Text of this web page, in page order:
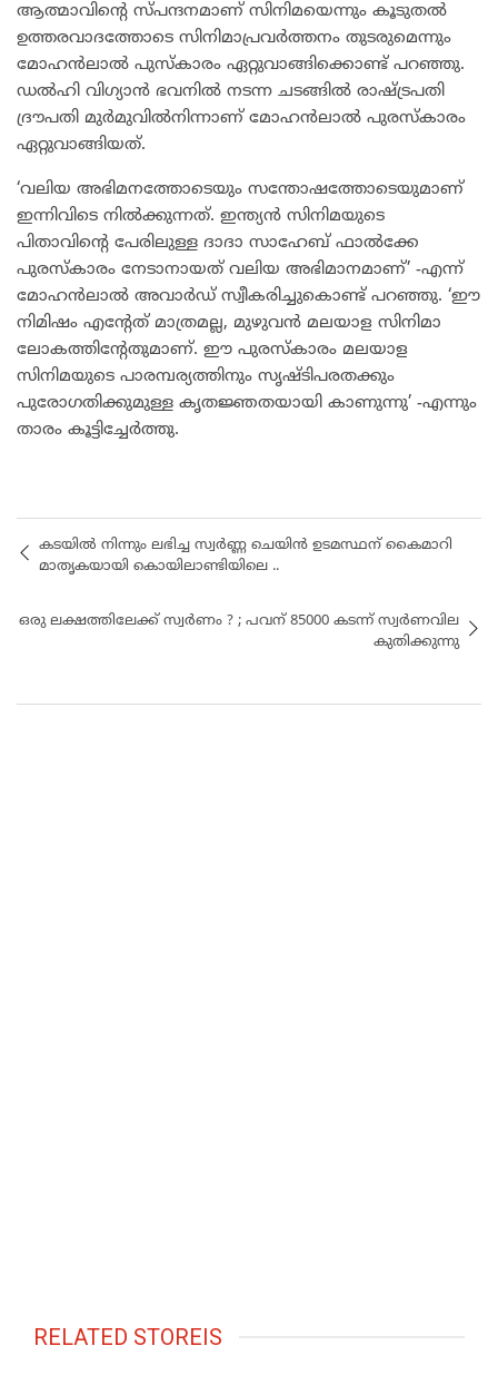
ആത്മാവിന്‍റെ സ്പന്ദനമാണ് സിനിമയെന്നും കൂടുതൽ
ഉത്തരവാദത്തോടെ സിനിമാപ്രവർത്തനം തുടരുമെന്നും
മോഹൻലാൽ പുസ്കാരം ഏറ്റുവാങ്ങിക്കൊണ്ട് പറഞ്ഞു.
ഡല്‍ഹി വിഗ്യാന്‍ ഭവനില്‍ നടന്ന ചടങ്ങില്‍ രാഷ്ട്രപതി
ദ്രൗപതി മുർമുവിൽനിന്നാണ് മോഹന്‍ലാല്‍ പുരസ്കാരം
ഏറ്റുവാങ്ങിയത്.
‘വലിയ അഭിമനത്തോടെയും സന്തോഷത്തോടെയുമാണ്
ഇന്നിവിടെ നിൽക്കുന്നത്. ഇന്ത്യൻ സിനിമയുടെ
പിതാവിന്‍റെ പേരിലുള്ള ദാദാ സാഹേബ് ഫാൽക്കേ
പുരസ്കാരം നേടാനായത് വലിയ അഭിമാനമാണ്’ -എന്ന്
മോഹൻലാൽ അവാർഡ് സ്വീകരിച്ചുകൊണ്ട് പറഞ്ഞു. ‘ഈ
നിമിഷം എന്‍റേത് മാത്രമല്ല, മുഴുവൻ മലയാള സിനിമാ
ലോകത്തിന്‍റേതുമാണ്. ഈ പുരസ്കാരം മലയാള
സിനിമയുടെ പാരമ്പര്യത്തിനും സൃഷ്ടിപരതക്കും
പുരോഗതിക്കുമുള്ള കൃതജ്ഞതയായി കാണുന്നു’ -എന്നും
താരം കൂട്ടിച്ചേർത്തു.
കടയിൽ നിന്നും ലഭിച്ച സ്വർണ്ണ ചെയിൻ ഉടമസ്ഥന് കൈമാറി
മാതൃകയായി കൊയിലാണ്ടിയിലെ ..
ഒരു ലക്ഷത്തിലേക്ക് സ്വർണം ? ; പവന് 85000 കടന്ന് സ്വർണവില
കുതിക്കുന്നു
RELATED STOREIS